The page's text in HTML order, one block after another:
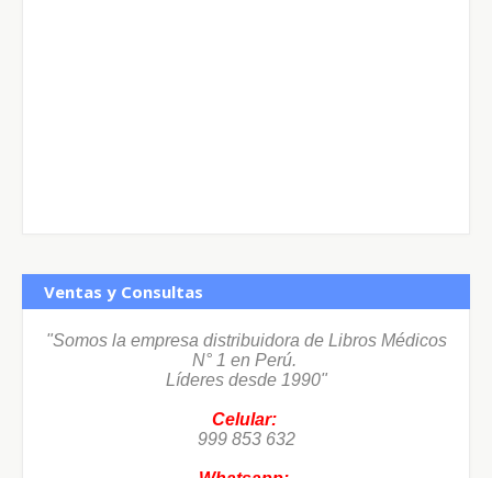
Ventas y Consultas
"Somos la empresa distribuidora de Libros Médicos
N° 1 en Perú.
Líderes desde 1990"
Celular:
999 853 632